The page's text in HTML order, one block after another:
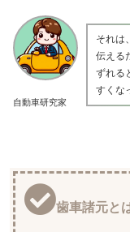
自動車研究家
それは
伝える
ずれる
すくな
歯車諸元と